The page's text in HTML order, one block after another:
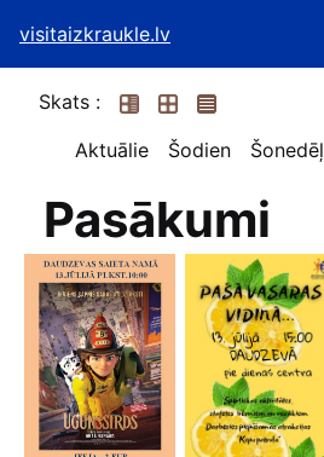
visitaizkraukle.lv
Skats :
Aktuālie
Šodien Šonedēļ
Pasākumi